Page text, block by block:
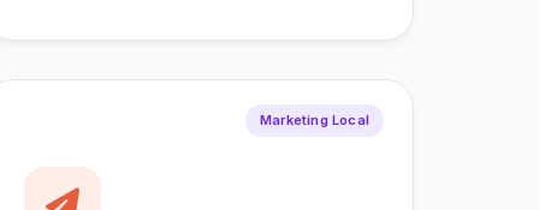
Marketing Local